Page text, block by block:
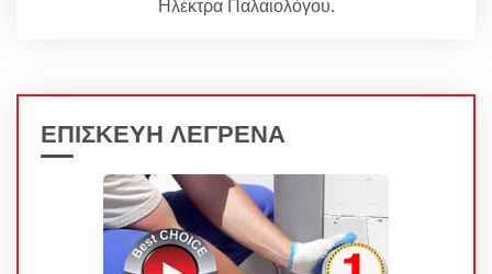
Ηλέκτρα Παλαιολόγου.
ΕΠΙΣΚΕΥΗ ΛΕΓΡΕΝΑ